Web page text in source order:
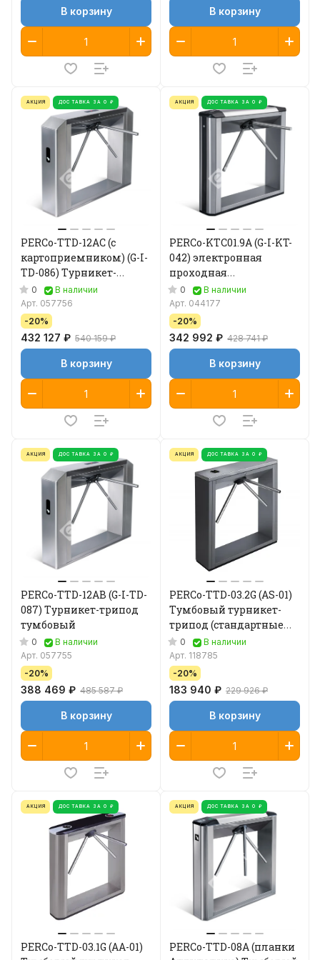
В корзину В корзину
АКЦИЯ ДОСТАВКА ЗА 0 ₽
PERCo-TTD-12AC (с
картоприемником) (G-I-
TD-086) Турникет-
трипод тумбовый
0
В наличии
Арт. 057756
-20%
432 127 ₽ 540 159 ₽
В корзину
АКЦИЯ ДОСТАВКА ЗА 0 ₽
PERCo-KTC01.9A (G-I-KT-
042) электронная
проходная
(автоматическая
Антипаника)
0
В наличии
Арт. 044177
-20%
342 992 ₽ 428 741 ₽
В корзину
АКЦИЯ ДОСТАВКА ЗА 0 ₽
PERCo-TTD-12AB (G-I-TD-
087) Турникет-трипод
тумбовый
0
В наличии
Арт. 057755
-20%
388 469 ₽ 485 587 ₽
В корзину
АКЦИЯ ДОСТАВКА ЗА 0 ₽
PERCo-TTD-03.2G (AS-01)
Тумбовый турникет-
трипод (стандартные
преграждающие
планки)
0
В наличии
Арт. 118785
-20%
183 940 ₽ 229 926 ₽
В корзину
АКЦИЯ ДОСТАВКА ЗА 0 ₽
PERCo-TTD-03.1G (AA-01)
АКЦИЯ ДОСТАВКА ЗА 0 ₽
PERCo-TTD-08A (планки